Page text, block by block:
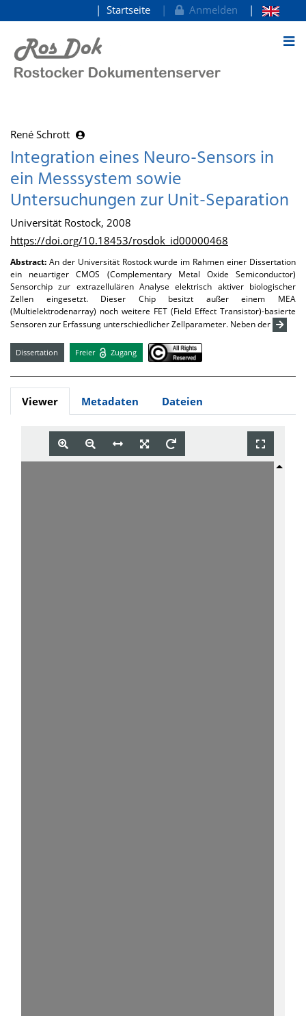
zum Inhalt
Startseite Anmelden
René Schrott
Integration eines Neuro-Sensors in
ein Messsystem sowie
Untersuchungen zur Unit-Separation
Universität Rostock, 2008
https://doi.org/10.18453/rosdok_id00000468
Abstract: An der Universität Rostock wurde im Rahmen einer Dissertation
ein neuartiger CMOS (Complementary Metal Oxide Semiconductor)
Sensorchip zur extrazellulären Analyse elektrisch aktiver biologischer
Zellen eingesetzt. Dieser Chip besitzt außer einem MEA
(Multielektrodenarray) noch weitere FET (Field Effect Transistor)-basierte
Sensoren zur Erfassung unterschiedlicher Zellparameter. Neben der
Dissertation Freier Zugang
Viewer Metadaten Dateien